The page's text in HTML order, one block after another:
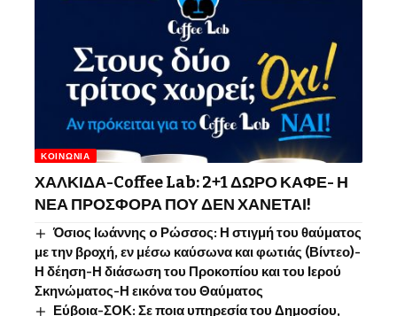
ΚΟΙΝΩΝΊΑ
ΧΑΛΚΙΔΑ-Coffee Lab: 2+1 ΔΩΡΟ ΚΑΦΕ- Η
ΝΕΑ ΠΡΟΣΦΟΡΑ ΠΟΥ ΔΕΝ ΧΑΝΕΤΑΙ!
Όσιος Ιωάννης o Ρώσσος: Η στιγμή του θαύματος
με την βροχή, εν μέσω καύσωνα και φωτιάς (Βίντεο)-
Η δέηση-Η διάσωση του Προκοπίου και του Ιερού
Σκηνώματος-Η εικόνα του Θαύματος
Εύβοια-ΣΟΚ: Σε ποια υπηρεσία του Δημοσίου,